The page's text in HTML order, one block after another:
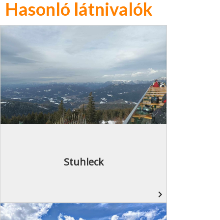
Hasonló látnivalók
Stuhleck
navigate_next